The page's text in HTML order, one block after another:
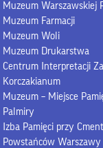
Muzeum Warszawskiej
Muzeum Farmacji
Muzeum Woli
Muzeum Drukarstwa
Centrum Interpretacji
Korczakianum
Muzeum – Miejsce
Palmiry
Izba Pamięci przy
Powstańców Warszawy